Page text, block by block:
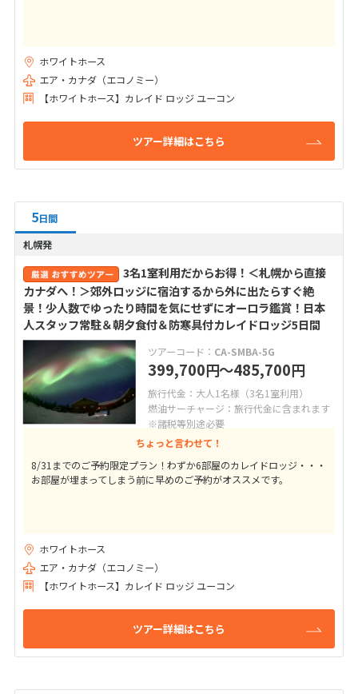
ホワイトホース
エア・カナダ（エコノミー）
【ホワイトホース】カレイド ロッジ ユーコン
ツアー詳細はこちら
5日間
札幌発
3名1室利用だからお得！＜札幌から直接
カナダへ！＞郊外ロッジに宿泊するから外に出たらすぐ絶
景！少人数でゆったり時間を気にせずにオーロラ鑑賞！日本
人スタッフ常駐＆朝夕食付＆防寒具付カレイドロッジ5日間
ツアーコード： CA-SMBA-5G
399,700円〜485,700円
旅行代金：大人1名様（3名1室利用）
燃油サーチャージ：旅行代金に含まれます
※諸税等別途必要
ちょっと言わせて！
8/31までのご予約限定プラン！わずか6部屋のカレイドロッジ・・・
お部屋が埋まってしまう前に早めのご予約がオススメです。
ホワイトホース
エア・カナダ（エコノミー）
【ホワイトホース】カレイド ロッジ ユーコン
ツアー詳細はこちら